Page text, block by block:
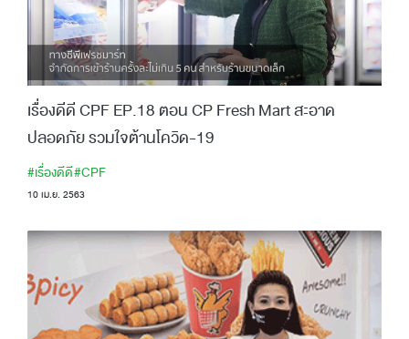
เรื่องดีดี CPF EP.18 ตอน CP Fresh Mart สะอาด
ปลอดภัย รวมใจต้านโควิด-19
#เรื่องดีดี#CPF
10 เม.ย. 2563